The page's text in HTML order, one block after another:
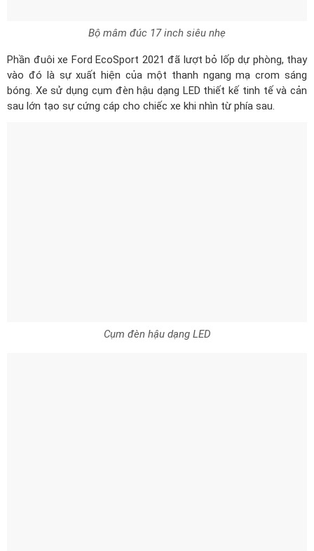
Bộ mâm đúc 17 inch siêu nhẹ
Phần đuôi xe Ford EcoSport 2021 đã lượt bỏ lốp dự phòng, thay
vào đó là sự xuất hiện của một thanh ngang mạ crom sáng
bóng. Xe sử dụng cụm đèn hậu dạng LED thiết kế tinh tế và cản
sau lớn tạo sự cứng cáp cho chiếc xe khi nhìn từ phía sau.
Cụm đèn hậu dạng LED